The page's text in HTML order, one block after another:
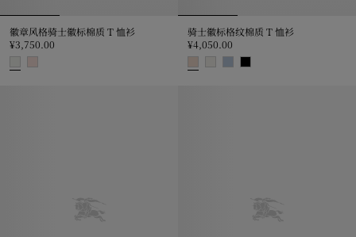
徽章风格骑士徽标棉质 T 恤衫
¥3,750.00
骑士徽标格纹棉质 T 恤衫
¥4,050.00